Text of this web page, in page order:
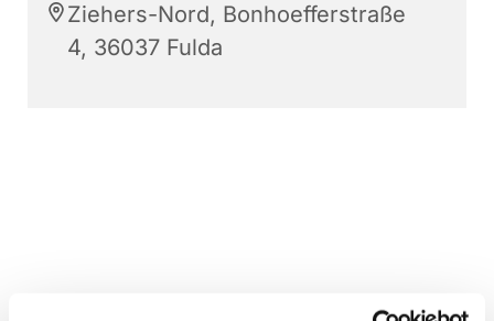
Ziehers-Nord, Bonhoefferstraße
4, 36037 Fulda